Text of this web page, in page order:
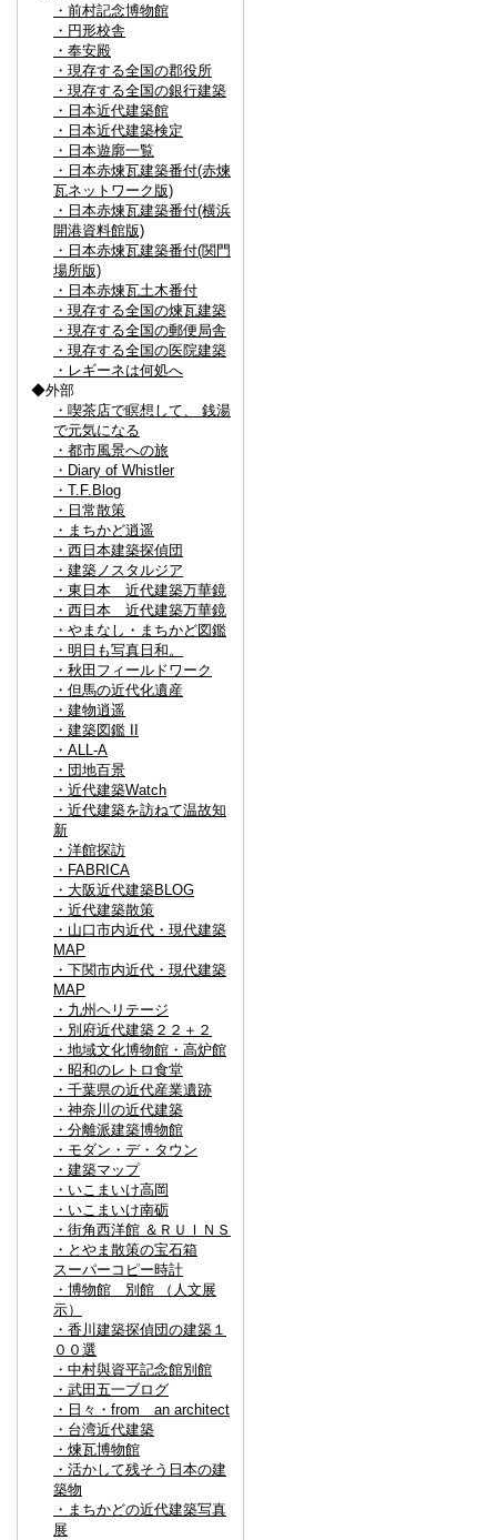
・前村記念博物館
・円形校舎
・奉安殿
・現存する全国の郡役所
・現存する全国の銀行建築
・日本近代建築館
・日本近代建築検定
・日本遊廓一覧
・日本赤煉瓦建築番付(赤煉
瓦ネットワーク版)
・日本赤煉瓦建築番付(横浜
開港資料館版)
・日本赤煉瓦建築番付(関門
場所版)
・日本赤煉瓦土木番付
・現存する全国の煉瓦建築
・現存する全国の郵便局舎
・現存する全国の医院建築
・レギーネは何処へ
◆外部
・喫茶店で瞑想して、 銭湯
で元気になる
・都市風景への旅
・Diary of Whistler
・T.F.Blog
・日常散策
・まちかど逍遥
・西日本建築探偵団
・建築ノスタルジア
・東日本 近代建築万華鏡
・西日本 近代建築万華鏡
・やまなし・まちかど図鑑
・明日も写真日和。
・秋田フィールドワーク
・但馬の近代化遺産
・建物逍遥
・建築図鑑 II
・ALL-A
・団地百景
・近代建築Watch
・近代建築を訪ねて温故知
新
・洋館探訪
・FABRICA
・大阪近代建築BLOG
・近代建築散策
・山口市内近代・現代建築
MAP
・下関市内近代・現代建築
MAP
・九州ヘリテージ
・別府近代建築２２＋２
・地域文化博物館・高炉館
・昭和のレトロ食堂
・千葉県の近代産業遺跡
・神奈川の近代建築
・分離派建築博物館
・モダン・デ・タウン
・建築マップ
・いこまいけ高岡
・いこまいけ南砺
・街角西洋館 ＆ＲＵＩＮＳ
・とやま散策の宝石箱
スーパーコピー時計
・博物館 別館 （人文展
示）
・香川建築探偵団の建築１
００選
・中村與資平記念館別館
・武田五一ブログ
・日々・from an architect
・台湾近代建築
・煉瓦博物館
・活かして残そう日本の建
築物
・まちかどの近代建築写真
展